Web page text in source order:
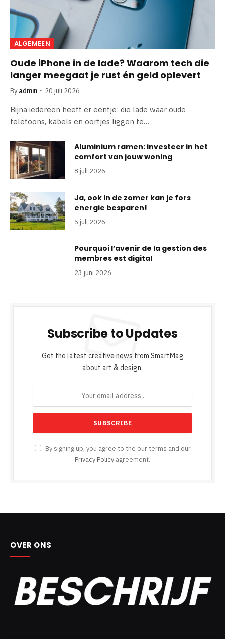
ALGEMEEN
Oude iPhone in de lade? Waarom tech die
langer meegaat je rust én geld oplevert
By admin 20 juli 2026
Bijna iedereen heeft er eentje: die lade waar oude
telefoons, kabels en oortjes liggen te…
Aluminium ramen: investeer in het
comfort van jouw woning
8 juli 2026
Ja, ook in de zomer kan je fors
energie besparen!
5 juli 2026
Pourquoi l’avenir de la gestion des
membres est digital
23 juni 2026
Subscribe to Updates
Get the latest creative news from SmartMag
about art & design.
By signing up, you agree to the our terms and our
Privacy Policy agreement.
OVER ONS